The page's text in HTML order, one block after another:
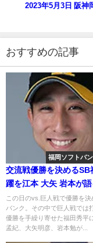
2023年5月3日 阪神
おすすめの記事
福岡ソフトバ
交流戦優勝を決めるSB
躍を江本 大矢 岩本が語
2019.6.23
この日のvs.巨人戦で優勝を決
バンク。その中で巨人戦では
優勝を手繰り寄せた福田秀平
孟紀、大矢明彦、岩本勉が...